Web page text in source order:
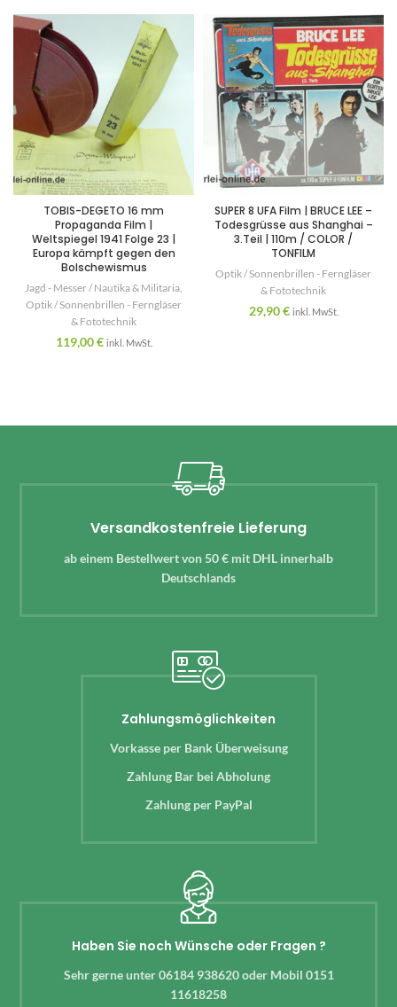
TOBIS-DEGETO 16 mm
Propaganda Film |
Weltspiegel 1941 Folge 23 |
Europa kämpft gegen den
Bolschewismus
Jagd - Messer / Nautika & Militaria
Optik / Sonnenbrillen - Ferngläser
& Fototechnik
119,00€ inkl. MwSt.
SUPER 8 UFA Film | BRUCE LEE –
Todesgrüsse aus Shanghai –
3.Teil | 110m / COLOR /
TONFILM
Optik / Sonnenbrillen - Ferngläser
& Fototechnik
29,90€ inkl. MwSt.
Versandkostenfreie Lieferung
ab einem Bestellwert von 50 € mit DHL innerhalb
Deutschlands
Zahlungsmöglichkeiten
Vorkasse per Bank Überweisung
Zahlung Bar bei Abholung
Zahlung per PayPal
Haben Sie noch Wünsche oder Fragen ?
Sehr gerne unter 06184 938620 oder Mobil 0151
11618258